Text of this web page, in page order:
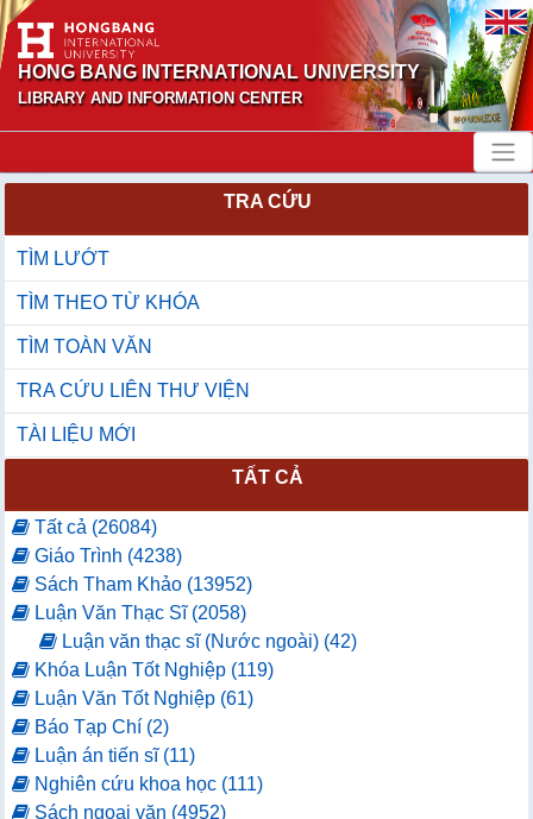
HONG BANG INTERNATIONAL UNIVERSITY
LIBRARY AND INFORMATION CENTER
TRA CỨU
TÌM LƯỚT
TÌM THEO TỪ KHÓA
TÌM TOÀN VĂN
TRA CỨU LIÊN THƯ VIỆN
TÀI LIỆU MỚI
TẤT CẢ
Tất cả (26084)
Giáo Trình (4238)
Sách Tham Khảo (13952)
Luận Văn Thạc Sĩ (2058)
Luận văn thạc sĩ (Nước ngoài) (42)
Khóa Luận Tốt Nghiệp (119)
Luận Văn Tốt Nghiệp (61)
Báo Tạp Chí (2)
Luận án tiến sĩ (11)
Nghiên cứu khoa học (111)
Sách ngoại văn (4952)